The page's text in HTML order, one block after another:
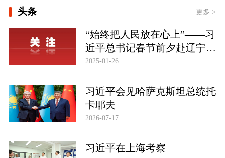
东方之约 相约未来
头条 更多 >
“始终把人民放在心上”——习
近平总书记春节前夕赴辽宁看
望慰问基层干部群众纪实
2025-01-26
习近平会见哈萨克斯坦总统托
卡耶夫
2026-07-17
习近平在上海考察